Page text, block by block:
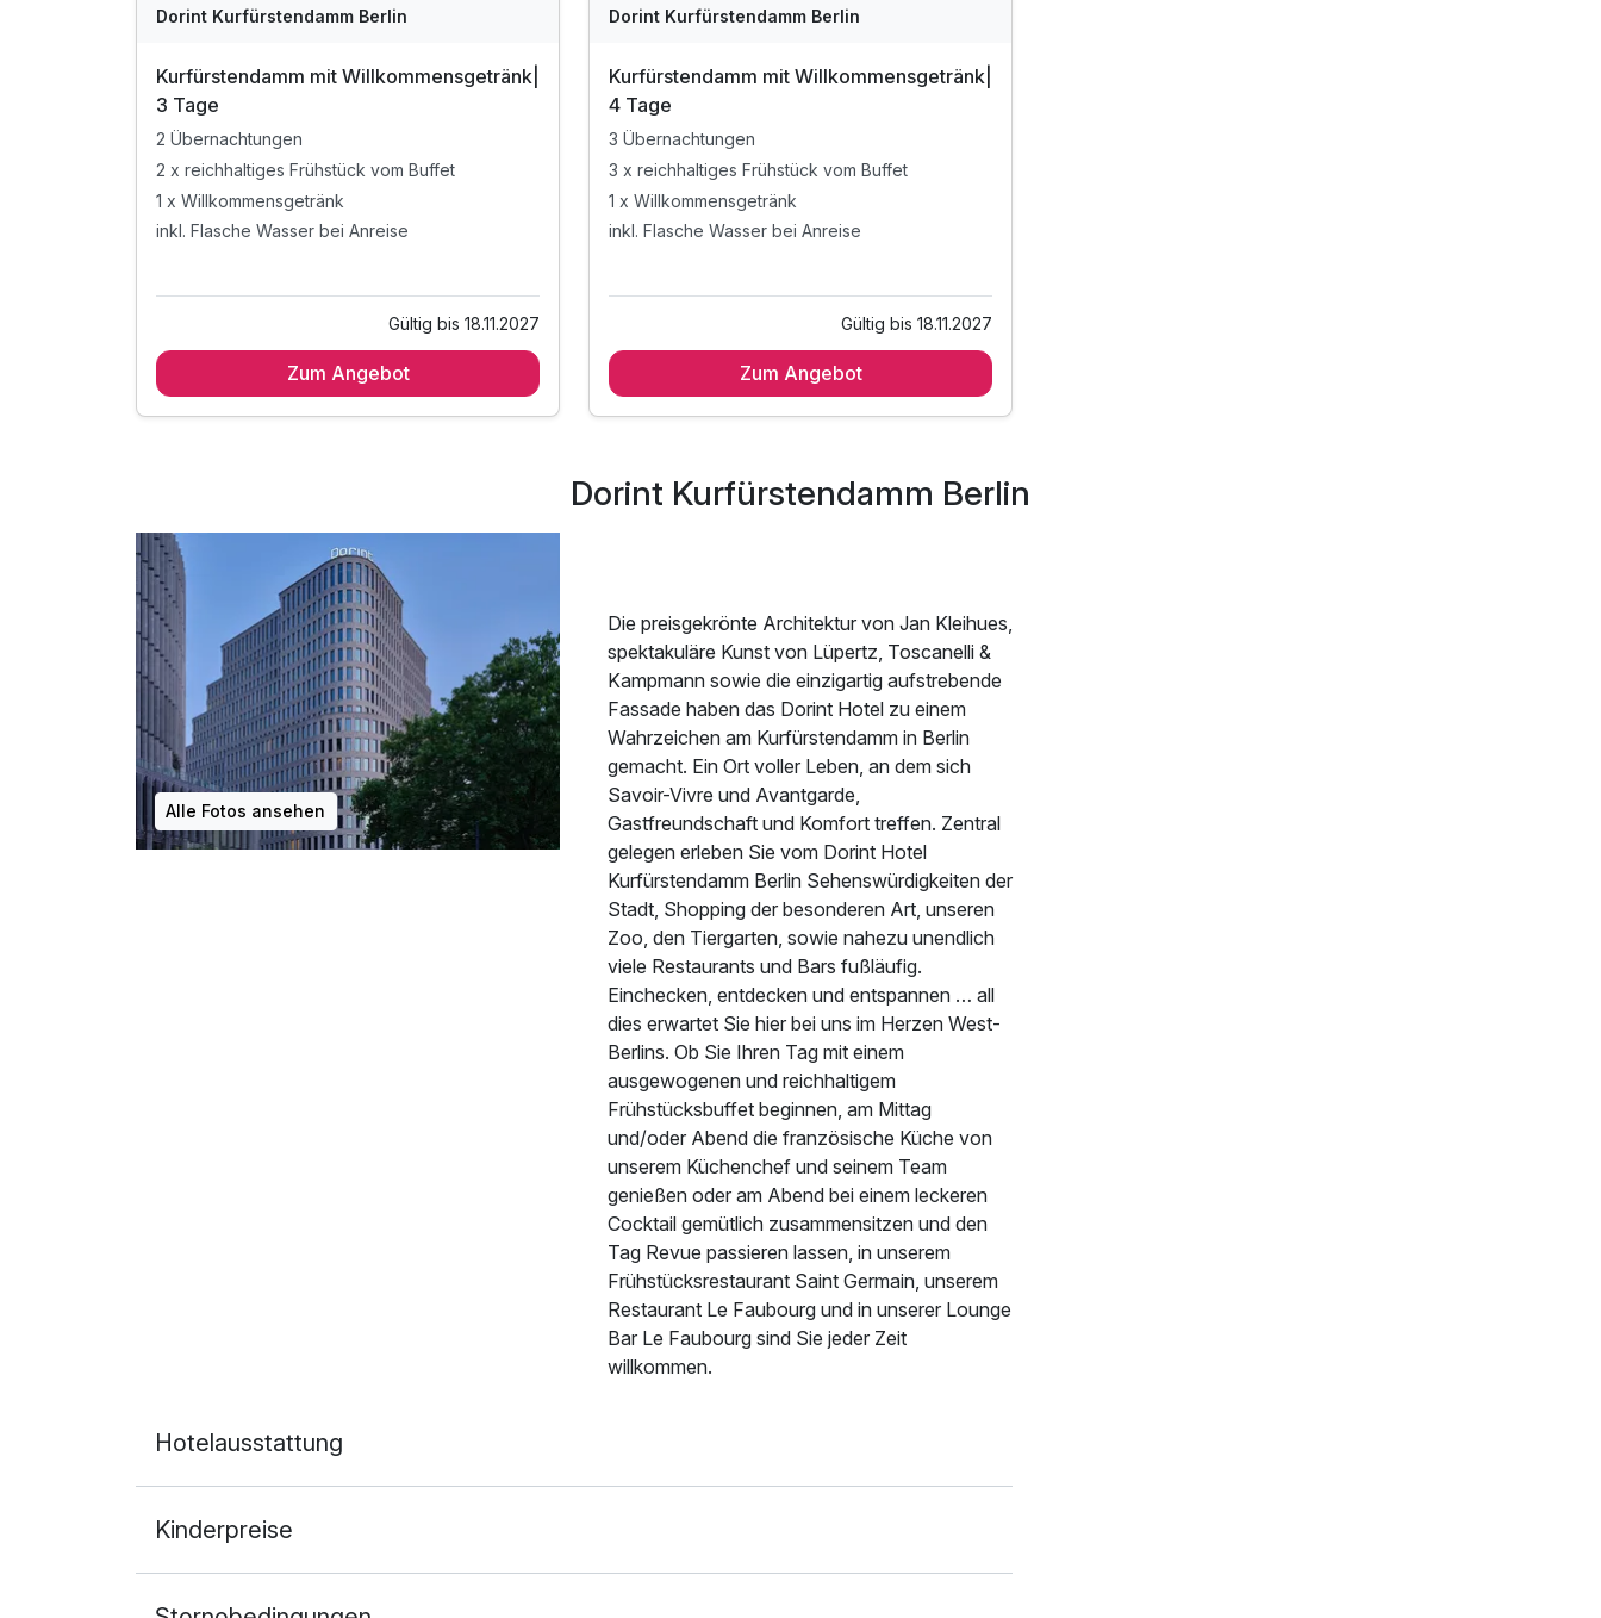
Dorint Kurfürstendamm Berlin
Kurfürstendamm mit Willkommensgetränk|
3 Tage
2 Übernachtungen
2 x reichhaltiges Frühstück vom Buffet
1 x Willkommensgetränk
inkl. Flasche Wasser bei Anreise
Gültig bis 18.11.2027
Zum Angebot
Dorint Kurfürstendamm Berlin
Kurfürstendamm mit Willkommensgetränk|
4 Tage
3 Übernachtungen
3 x reichhaltiges Frühstück vom Buffet
1 x Willkommensgetränk
inkl. Flasche Wasser bei Anreise
Gültig bis 18.11.2027
Zum Angebot
Dorint Kurfürstendamm Berlin
Alle Fotos ansehen
Die preisgekrönte Architektur von Jan Kleihues,
spektakuläre Kunst von Lüpertz, Toscanelli &
Kampmann sowie die einzigartig aufstrebende
Fassade haben das Dorint Hotel zu einem
Wahrzeichen am Kurfürstendamm in Berlin
gemacht. Ein Ort voller Leben, an dem sich
Savoir-Vivre und Avantgarde,
Gastfreundschaft und Komfort treffen. Zentral
gelegen erleben Sie vom Dorint Hotel
Kurfürstendamm Berlin Sehenswürdigkeiten der
Stadt, Shopping der besonderen Art, unseren
Zoo, den Tiergarten, sowie nahezu unendlich
viele Restaurants und Bars fußläufig.
Einchecken, entdecken und entspannen … all
dies erwartet Sie hier bei uns im Herzen West-
Berlins. Ob Sie Ihren Tag mit einem
ausgewogenen und reichhaltigem
Frühstücksbuffet beginnen, am Mittag
und/oder Abend die französische Küche von
unserem Küchenchef und seinem Team
genießen oder am Abend bei einem leckeren
Cocktail gemütlich zusammensitzen und den
Tag Revue passieren lassen, in unserem
Frühstücksrestaurant Saint Germain, unserem
Restaurant Le Faubourg und in unserer Lounge
Bar Le Faubourg sind Sie jeder Zeit
willkommen.
Hotelausstattung
Kinderpreise